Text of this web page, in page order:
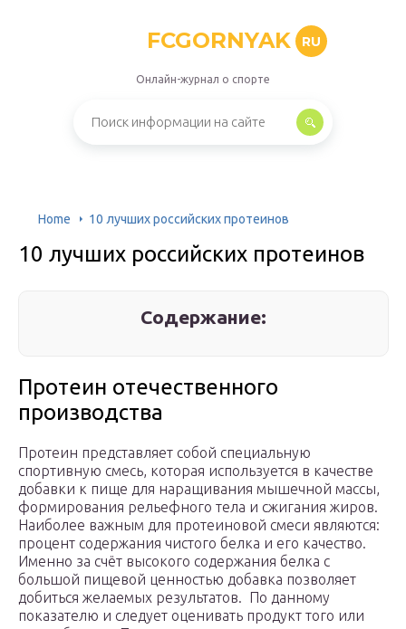
FCGORNYAK RU
Онлайн-журнал о спорте
Home 10 лучших российских протеинов
10 лучших российских протеинов
Содержание:
Протеин отечественного
производства
Протеин представляет собой специальную
спортивную смесь, которая используется в качестве
добавки к пище для наращивания мышечной массы,
формирования рельефного тела и сжигания жиров.
Наиболее важным для протеиновой смеси являются:
процент содержания чистого белка и его качество.
Именно за счёт высокого содержания белка с
большой пищевой ценностью добавка позволяет
добиться желаемых результатов. По данному
показателю и следует оценивать продукт того или